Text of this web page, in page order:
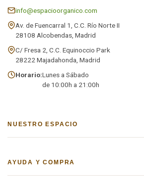
info@espacioorganico.com
Av. de Fuencarral 1, C.C. Río Norte II
28108 Alcobendas, Madrid
C/ Fresa 2, C.C. Equinoccio Park
28222 Majadahonda, Madrid
Horario:Lunes a Sábado
de 10:00h a 21:00h
NUESTRO ESPACIO
AYUDA Y COMPRA